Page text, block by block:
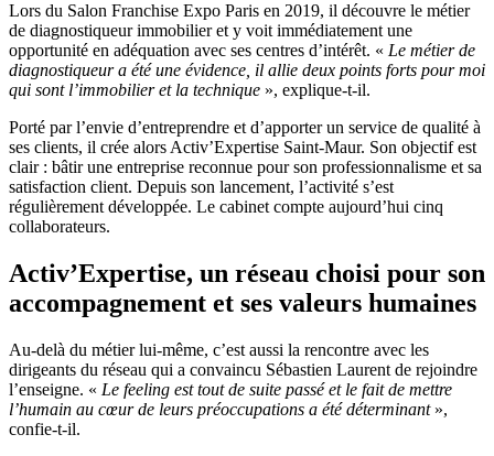
Lors du Salon Franchise Expo Paris en 2019, il découvre le métier
de diagnostiqueur immobilier et y voit immédiatement une
opportunité en adéquation avec ses centres d’intérêt. « Le métier de
diagnostiqueur a été une évidence, il allie deux points forts pour moi
qui sont l’immobilier et la technique », explique-t-il.
Porté par l’envie d’entreprendre et d’apporter un service de qualité à
ses clients, il crée alors Activ’Expertise Saint-Maur. Son objectif est
clair : bâtir une entreprise reconnue pour son professionnalisme et sa
satisfaction client. Depuis son lancement, l’activité s’est
régulièrement développée. Le cabinet compte aujourd’hui cinq
collaborateurs.
Activ’Expertise, un réseau choisi pour son
accompagnement et ses valeurs humaines
Au-delà du métier lui-même, c’est aussi la rencontre avec les
dirigeants du réseau qui a convaincu Sébastien Laurent de rejoindre
l’enseigne. « Le feeling est tout de suite passé et le fait de mettre
l’humain au cœur de leurs préoccupations a été déterminant»,
confie-t-il.